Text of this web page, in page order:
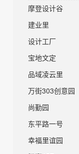
摩登设计谷
建业里
设计工厂
宝地文定
品域凌云里
万街303创意园
尚勤园
东平路一号
幸福里谊园